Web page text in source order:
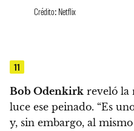
Crédito: Netflix
11
Bob Odenkirk reveló la
luce ese peinado. “Es
y, sin embargo, al